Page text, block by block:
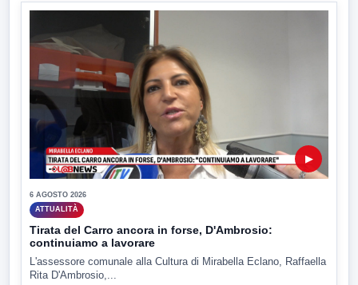
▶
6 AGOSTO 2026
ATTUALITÀ
Tirata del Carro ancora in forse, D'Ambrosio:
continuiamo a lavorare
L'assessore comunale alla Cultura di Mirabella Eclano, Raffaella
Rita D'Ambrosio,...